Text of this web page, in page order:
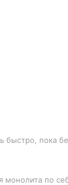
быстро, пока
монолита по